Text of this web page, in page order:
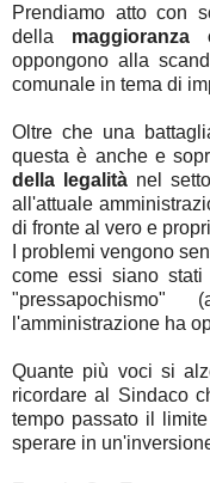
Prendiamo atto con
della maggioranza
oppongono alla
comunale in tema di
Oltre che una
questa è anche e
della legalità nel
all'attuale
di fronte al vero e
I problemi vengono
come essi siano stati
l'amministrazione ha
Quante più voci si
ricordare al Sindaco
tempo passato il
sperare in